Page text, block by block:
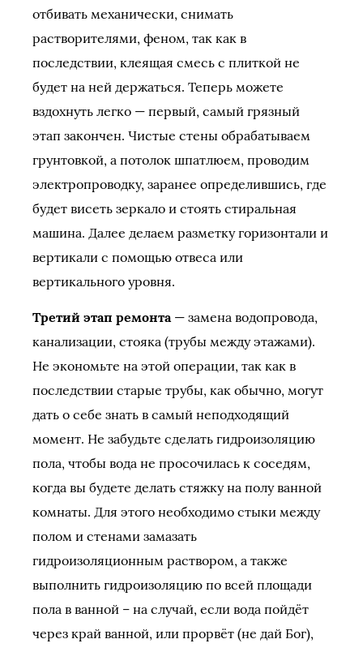
отбивать механически, снимать
растворителями, феном, так как в
последствии, клеящая смесь с плиткой не
будет на ней держаться. Теперь можете
вздохнуть легко — первый, самый грязный
этап закончен. Чистые стены обрабатываем
грунтовкой, а потолок шпатлюем, проводим
электропроводку, заранее определившись, где
будет висеть зеркало и стоять стиральная
машина. Далее делаем разметку горизонтали и
вертикали с помощью отвеса или
вертикального уровня.
Третий этап ремонта— замена водопровода,
канализации, стояка (трубы между этажами).
Не экономьте на этой операции, так как в
последствии старые трубы, как обычно, могут
дать о себе знать в самый неподходящий
момент. Не забудьте сделать гидроизоляцию
пола, чтобы вода не просочилась к соседям,
когда вы будете делать стяжку на полу ванной
комнаты. Для этого необходимо стыки между
полом и стенами замазать
гидроизоляционным раствором, а также
выполнить гидроизоляцию по всей площади
пола в ванной – на случай, если вода пойдёт
через край ванной, или прорвёт (не дай Бог),